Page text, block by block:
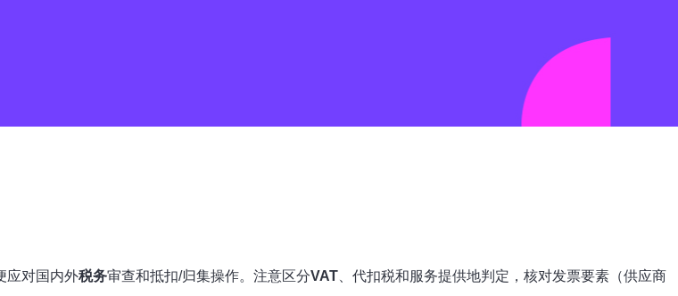
应对国内外税务审查和抵扣/归集操作。注意区分VAT 、代扣税和服务提供地判定，核对发票要素（供应商